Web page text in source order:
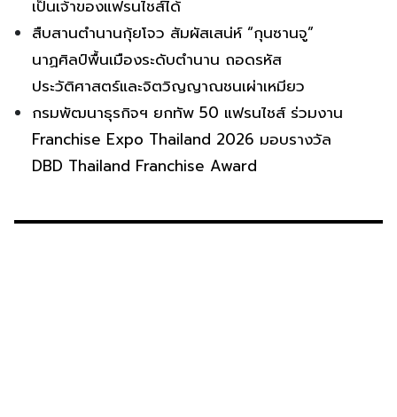
เป็นเจ้าของแฟรนไชส์ได้
สืบสานตำนานกุ้ยโจว สัมผัสเสน่ห์ “กุนซานจู”
นาฏศิลป์พื้นเมืองระดับตำนาน ถอดรหัส
ประวัติศาสตร์และจิตวิญญาณชนเผ่าเหมียว
กรมพัฒนาธุรกิจฯ ยกทัพ 50 แฟรนไชส์ ร่วมงาน
Franchise Expo Thailand 2026 มอบรางวัล
DBD Thailand Franchise Award